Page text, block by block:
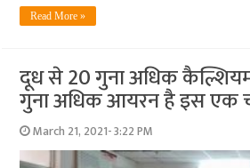
Read More »
दूध से 20 गुना अधिक
गुना अधिक आयरन है इस एक
March 21, 2021- 3:22 PM